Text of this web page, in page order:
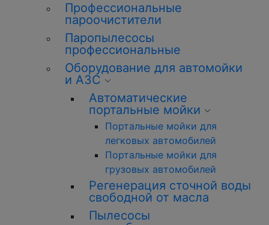
Профессиональные
пароочистители
Паропылесосы
профессиональные
Оборудование для автомойки
и АЗС
Автоматические
портальные мойки
Портальные мойки для
легковых автомобилей
Портальные мойки для
грузовых автомобилей
Регенерация сточной воды
свободной от масла
Пылесосы